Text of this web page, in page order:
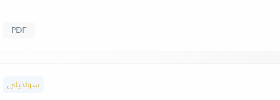
PDF
سواحيلي